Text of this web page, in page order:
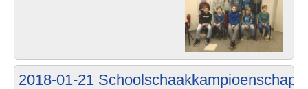
2018-01-21 Schoolschaakkampioenschap